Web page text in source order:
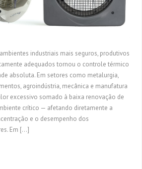
industriais mais seguros, produtivos
adequados tornou o controle térmico
absoluta. Em setores como metalurgia,
agroindústria, mecânica e manufatura
excessivo somado à baixa renovação de
crítico — afetando diretamente a
e o desempenho dos
Em […]